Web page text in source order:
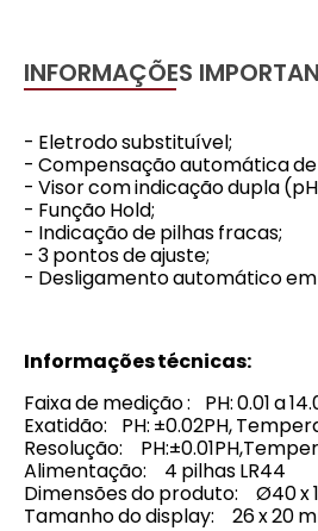
INFORMAÇÕES
- Eletrodo substituível;
- Compensação automática
- Visor com indicação dupla
- Função Hold;
- Indicação de pilhas fracas;
- 3 pontos de ajuste;
- Desligamento automático em
Informações técnicas:
Faixa de medição : PH: 0.01 a
Exatidão: PH: ±0.02PH,
Resolução:
Alimentação: 4 pilhas LR44
Dimensões do produto: Ø40 x
Tamanho do display: 26 x 20